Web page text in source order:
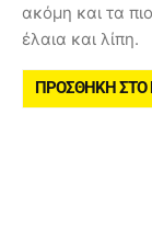
ακόμη και τα
έλαια και λίπη.
ΠΡΟΣΘΉΚΗ ΣΤΟ